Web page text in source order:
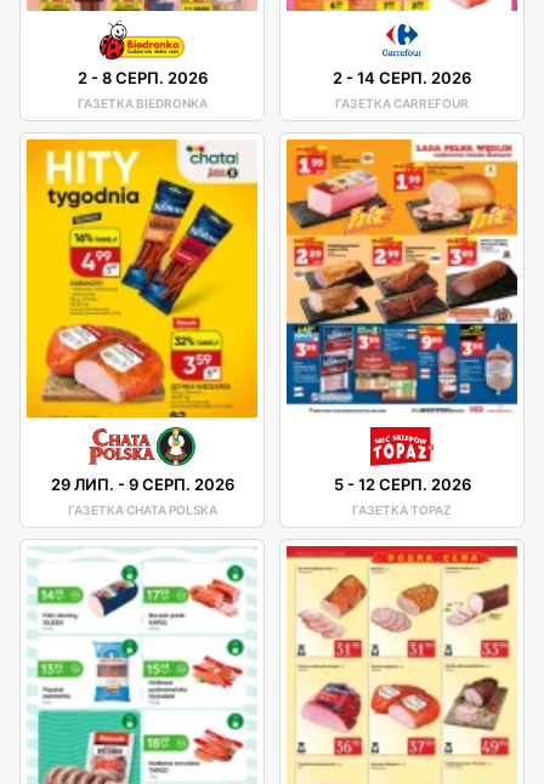
2-8 СЕРП. 2026
ГАЗЕТКА BIEDRONKA
2-14 СЕРП. 2026
ГАЗЕТКА CARREFOUR
29 ЛИП. -9 СЕРП. 2026
ГАЗЕТКА CHATA POLSKA
5-12 СЕРП. 2026
ГАЗЕТКА TOPAZ